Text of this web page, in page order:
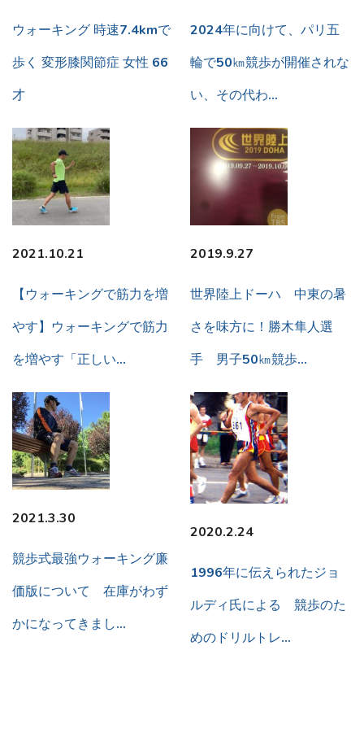
ウォーキング 時速7.4kmで
歩く 変形膝関節症 女性 66
才
2024年に向けて、パリ五
輪で50㎞競歩が開催されな
い、その代わ…
2021.10.21
【ウォーキングで筋力を増
やす】ウォーキングで筋力
を増やす「正しい…
2019.9.27
世界陸上ドーハ 中東の暑
さを味方に！勝木隼人選
手 男子50㎞競歩…
2021.3.30
競歩式最強ウォーキング廉
価版について 在庫がわず
かになってきまし…
2020.2.24
1996年に伝えられたジョ
ルディ氏による 競歩のた
めのドリルトレ…